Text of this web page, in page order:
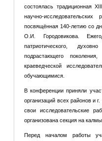
состоялась традиционная
научно-
посвящённая 140-летию со
О.И. Городовикова.
патриотического,
подрастающего
краеведческой
обучающимися.
В конференции приняли
организаций всех районов и
свои исследовательские
организована секция на
Перед началом работы